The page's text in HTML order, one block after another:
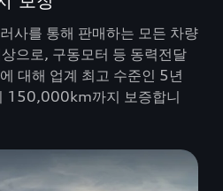
사를 통해 판매하는 모든 차량
으로, 구동모터 등 동력전달
대해 업계 최고 수준인 5년
150,000km까지 보증합니